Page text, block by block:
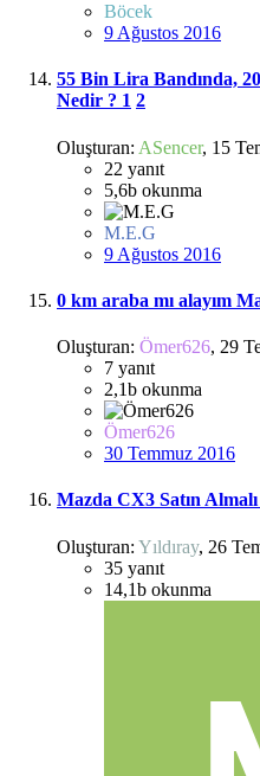
Böcek
9 Ağustos 2016
55 Bin Lira Bandında,
Nedir ? 1 2
Oluşturan: ASencer, 15
22 yanıt
5,6b okunma
M.E.G
9 Ağustos 2016
0 km araba mı alayım
Oluşturan: Ömer626, 29
7 yanıt
2,1b okunma
Ömer626
30 Temmuz 2016
Mazda CX3 Satın Almalı
Oluşturan: Yıldıray, 26
35 yanıt
14,1b okunma